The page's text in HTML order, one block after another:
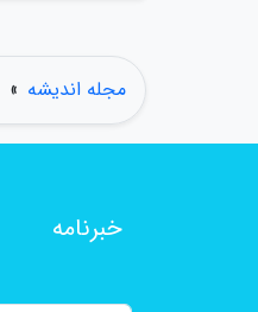
مجله اندیشه »
خبرنامه